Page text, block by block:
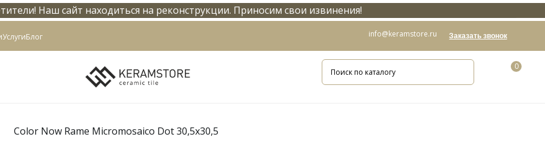
info@keramstore.ru
Наш сайт находиться на реконструкции. Приносим свои извинения!
УслугиБлог info@keramstore.ru Заказать звонок
0
Color Now Rame Micromosaico Dot 30,5x30,5